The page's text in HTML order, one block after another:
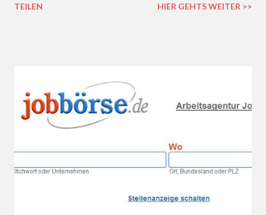
lieblich? Du hast die Qual der Wahl :D Wenn du so wie ich kaum
TEILEN HIER GEHTS WEITER >>